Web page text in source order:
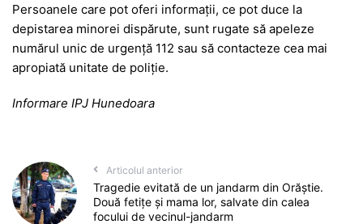
Persoanele care pot oferi informații, ce pot duce la
depistarea minorei dispărute, sunt rugate să apeleze
numărul unic de urgență 112 sau să contacteze cea mai
apropiată unitate de poliție.
Informare IPJ Hunedoara
Articolul anterior
Tragedie evitată de un jandarm din Orăștie.
Două fetițe și mama lor, salvate din calea
focului de vecinul-jandarm